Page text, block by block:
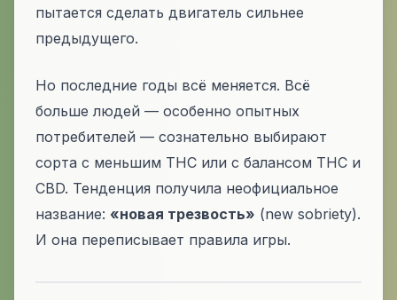
пытается сделать двигатель сильнее
предыдущего.
Но последние годы всё меняется. Всё
больше людей — особенно опытных
потребителей — сознательно выбирают
сорта с меньшим THC или с балансом THC и
CBD. Тенденция получила неофициальное
название: «новая трезвость» (new sobriety).
И она переписывает правила игры.